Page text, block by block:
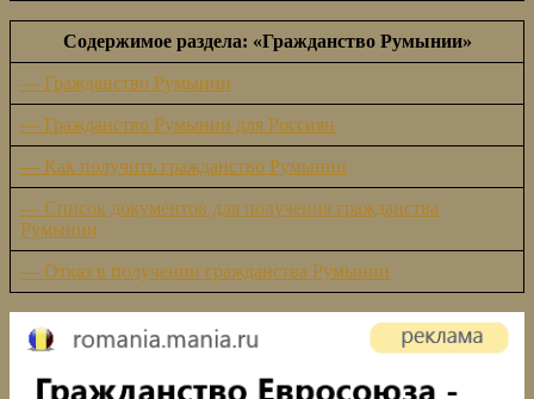
Содержимое раздела: «Гражданство Румынии»
— Гражданство Румынии
— Гражданство Румынии для Россиян
— Как получить гражданство Румынии
— Список документов для получения гражданства
Румынии
— Отказ в получении гражданства Румынии